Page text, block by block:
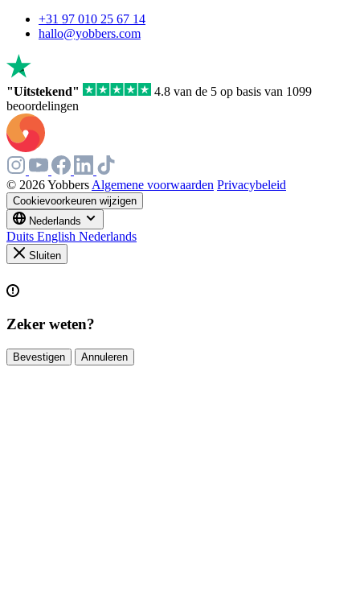
human,
this
field
+31 97 010 25 67 14
hallo@yobbers.com
"Uitstekend"
4.8 van de 5 op basis van 1099
beoordelingen
© 2026 Yobbers Algemene voorwaarden Privacybeleid
Cookievoorkeuren wijzigen
Nederlands
Duits English Nederlands
Sluiten
Zeker weten?
Bevestigen Annuleren